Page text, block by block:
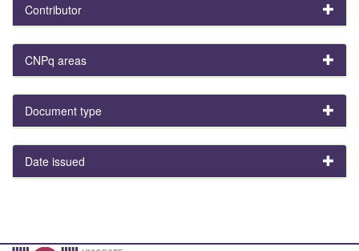
Contributor
CNPq areas
Document type
Date issued